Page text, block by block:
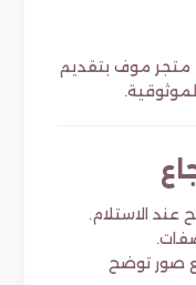
متجر موف بتقديم
الاستلام.
48 ساعة مع صور توضح